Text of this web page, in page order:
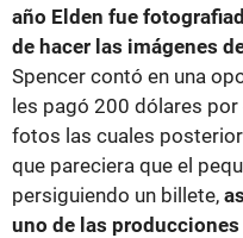
año Elden fue
de hacer las imágenes
Spencer contó en una
les pagó 200 dólares
fotos las cuales
que pareciera que el
persiguiendo un billete,
uno de las